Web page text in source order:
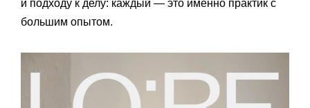
и подходу к делу: каждый — это именно практик с
большим опытом.